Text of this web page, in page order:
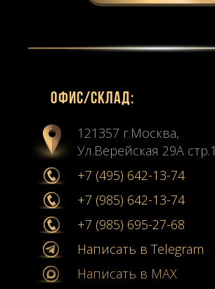
Офиc/склад:
121357 г.Москва,
Ул.Верейская 29А стр.1
+7 (495) 642-13-74
+7 (985) 642-13-74
+7 (985) 695-27-68
Написать в Telegram
Написать в MAX